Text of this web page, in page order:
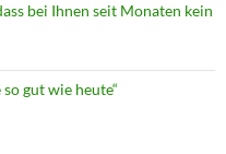
bei Ihnen seit Monaten kein
gut wie heute“